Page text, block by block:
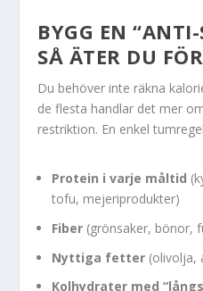
BYGG EN
SÅ ÄTER DU
Du behöver inte räkna
de flesta handlar det mer
restriktion. En enkel
Protein i varje måltid
tofu, mejeriprodukter)
Fiber (grönsaker, bönor,
Nyttiga fetter (olivolja,
Kolhydrater med